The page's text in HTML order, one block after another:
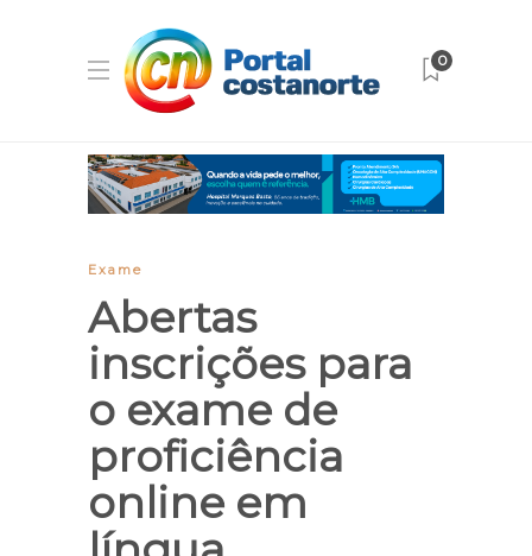
0
Exame
Abertas
inscrições para
o exame de
proficiência
online em